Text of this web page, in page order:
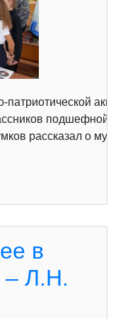
патриотической
подшефной
рассказал о
в
– Л.Н.